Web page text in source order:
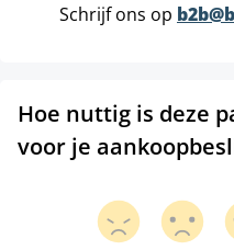
Schrijf ons op
Hoe nuttig is deze
voor je